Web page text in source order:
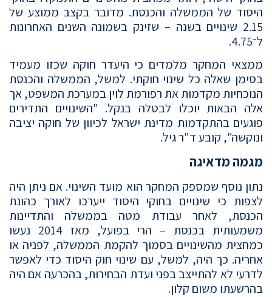
היסוד של הממשלה והכנסת. מדובר בקצב ממוצע של
2.15 שינויים בשנה – שזינק בשמונה השנים האחרונות
ל־4.75.
ממצאי המחקר מלמדים כי היעדר חוקה שכזו מעמיד
בסימן שאלה כל שינוי חוקתי. למשל, הממשלה והכנסת
הנוכחיות מקדמות את רפורמת לוין במערכת המשפט, אך
אלה הבאות יוכלו לבטלה בנקל. "השינויים התדירים
פוגעים בהתקדמות מדינת ישראל לכיוון של חוקה יציבה
ונוקשה", קובע ד"ר גיל.
מגמה מדאיגה
נתון נוסף שמספק המחקר הוא מועד השינוי. אם ניתן היה
לצפות כי שינויים בחוקי היסוד ייערכו לאורך כהונת
הכנסת, לאחר עבודת מטה בממשלה והתדיינות
משמעותית בכנסת – הרי בפועל, מאז 2014 נעשו
כמחצית מהשינויים בסמוך להקמת הממשלה, לפניה או
אחריה. כך היה, למשל, עם שינוי חוק היסוד כדי לאפשר
לדרעי לא להתייצב בפני ועדת הבחירות, בהכרעה אם היה
בהרשעתו משום קלון.